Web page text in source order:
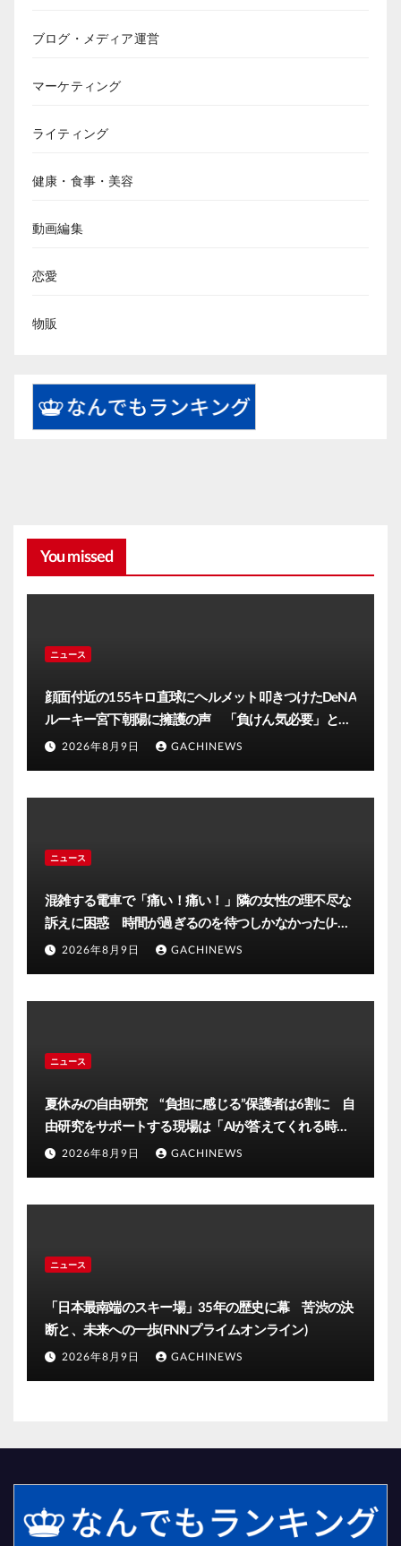
ブログ・メディア運営
マーケティング
ライティング
健康・食事・美容
動画編集
恋愛
物販
You missed
ニュース
顔面付近の155キロ直球にヘルメット叩きつけたDeNA
ルーキー宮下朝陽に擁護の声 「負けん気必要」と球
団OB(J-CASTニュース)
2026年8月9日 GACHINEWS
ニュース
混雑する電車で「痛い！痛い！」隣の女性の理不尽な
訴えに困惑 時間が過ぎるのを待つしかなかった(J-
CASTニュース)
2026年8月9日 GACHINEWS
ニュース
夏休みの自由研究 “負担に感じる”保護者は6割に 自
由研究をサポートする現場は「AIが答えてくれる時代
だが自分の目で」大分発(FNNプライムオンライン)
2026年8月9日 GACHINEWS
ニュース
「日本最南端のスキー場」35年の歴史に幕 苦渋の決
断と、未来への一歩(FNNプライムオンライン)
2026年8月9日 GACHINEWS